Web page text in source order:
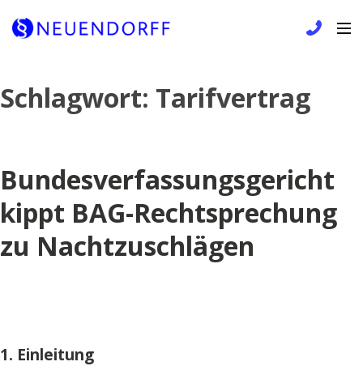
to
Schlagwort: Tarifvertrag
Bundesverfassungsgericht
kippt BAG-Rechtsprechung
zu Nachtzuschlägen
1. Einleitung